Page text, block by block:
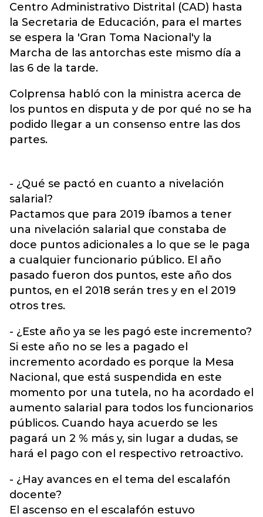
Centro Administrativo Distrital (CAD) hasta
la Secretaria de Educación, para el martes
se espera la 'Gran Toma Nacional'y la
Marcha de las antorchas este mismo día a
las 6 de la tarde.
Colprensa habló con la ministra acerca de
los puntos en disputa y de por qué no se ha
podido llegar a un consenso entre las dos
partes.
- ¿Qué se pactó en cuanto a nivelación
salarial?
Pactamos que para 2019 íbamos a tener
una nivelación salarial que constaba de
doce puntos adicionales a lo que se le paga
a cualquier funcionario público. El año
pasado fueron dos puntos, este año dos
puntos, en el 2018 serán tres y en el 2019
otros tres.
- ¿Este año ya se les pagó este incremento?
Si este año no se les a pagado el
incremento acordado es porque la Mesa
Nacional, que está suspendida en este
momento por una tutela, no ha acordado el
aumento salarial para todos los funcionarios
públicos. Cuando haya acuerdo se les
pagará un 2 % más y, sin lugar a dudas, se
hará el pago con el respectivo retroactivo.
- ¿Hay avances en el tema del escalafón
docente?
El ascenso en el escalafón estuvo